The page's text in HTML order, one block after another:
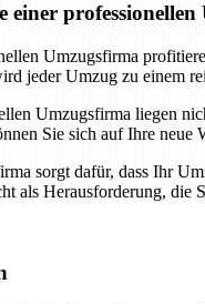
einer
Umzugsfirma
jeder Umzug zu einem
Umzugsfirma liegen
Sie sich auf Ihre neue
sorgt dafür, dass Ihr
als Herausforderung, die